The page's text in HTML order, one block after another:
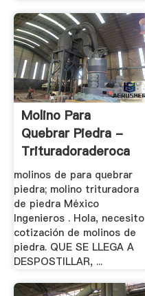
Molino Para
Quebrar Piedra -
Trituradoraderoca
molinos de para quebrar
piedra; molino trituradora
de piedra México
Ingenieros . Hola, necesito
cotización de molinos de
piedra. QUE SE LLEGA A
DESPOSTILLAR, ...